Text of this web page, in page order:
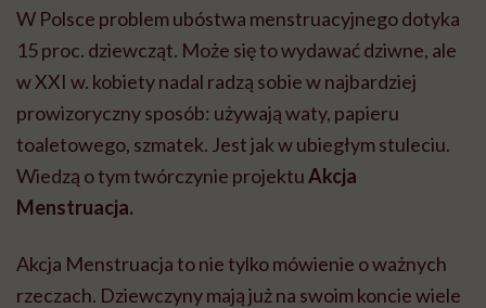
W Polsce problem ubóstwa menstruacyjnego dotyka
15 proc. dziewcząt. Może się to wydawać dziwne, ale
w XXI w. kobiety nadal radzą sobie w najbardziej
prowizoryczny sposób: używają waty, papieru
toaletowego, szmatek. Jest jak w ubiegłym stuleciu.
Wiedzą o tym twórczynie projektuAkcja
Menstruacja.
Akcja Menstruacja to nie tylko mówienie o ważnych
rzeczach. Dziewczyny mają już na swoim koncie wiele